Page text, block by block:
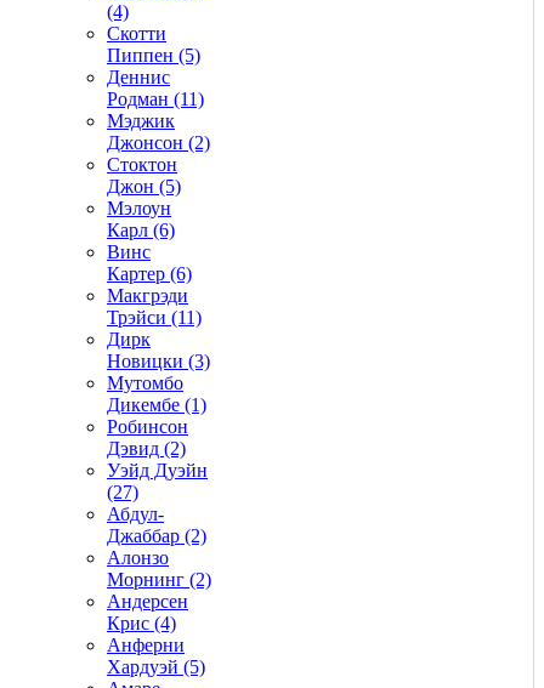
(4)
Скотти
Пиппен (5)
Деннис
Родман (11)
Мэджик
Джонсон (2)
Стоктон
Джон (5)
Мэлоун
Карл (6)
Винс
Картер (6)
Макгрэди
Трэйси (11)
Дирк
Новицки (3)
Мутомбо
Дикембе (1)
Робинсон
Дэвид (2)
Уэйд Дуэйн
(27)
Абдул-
Джаббар (2)
Алонзо
Морнинг (2)
Андерсен
Крис (4)
Анферни
Xардуэй (5)